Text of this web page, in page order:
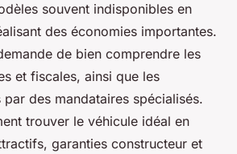
souvent indisponibles en
des économies importantes.
de bien comprendre les
et fiscales, ainsi que les
des mandataires spécialisés.
trouver le véhicule idéal en
garanties constructeur et